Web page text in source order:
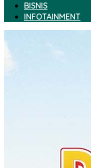
BISNIS
INFOTAINMENT